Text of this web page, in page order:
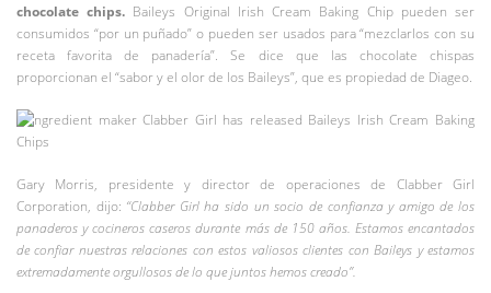
chocolate chips. Baileys Original Irish Cream Baking Chip pueden ser
consumidos “por un puñado” o pueden ser usados para “mezclarlos con su
receta favorita de panadería”. Se dice que las chocolate chispas
proporcionan el “sabor y el olor de los Baileys”, que es propiedad de Diageo.
Gary Morris, presidente y director de operaciones de Clabber Girl
Corporation, dijo: “Clabber Girl ha sido un socio de confianza y amigo de los
panaderos y cocineros caseros durante más de 150 años. Estamos encantados
de confiar nuestras relaciones con estos valiosos clientes con Baileys y estamos
extremadamente orgullosos de lo que juntos hemos creado”.